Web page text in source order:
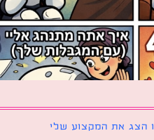
המקצוע שלי